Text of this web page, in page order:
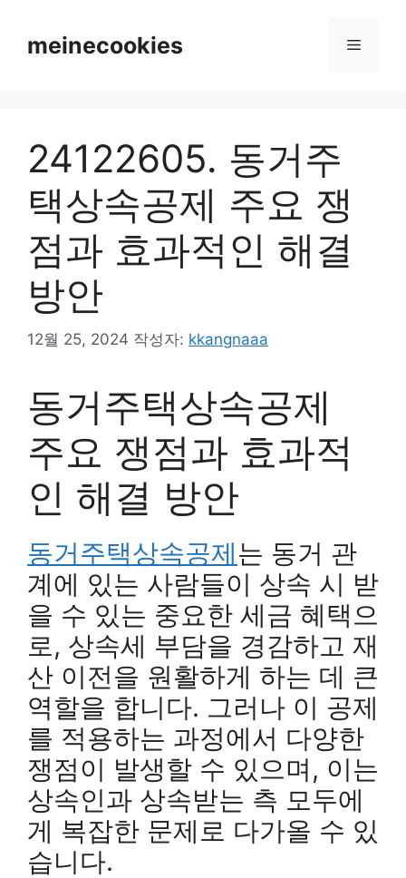
meinecookies 메
24122605. 동거주
택상속공제 주요 쟁
점과 효과적인 해결
방안
12월 25, 2024 작성자: kkangnaaa
동거주택상속공제
주요 쟁점과 효과적
인 해결 방안
동거주택상속공제는 동거 관
계에 있는 사람들이 상속 시 받
을 수 있는 중요한 세금 혜택으
로, 상속세 부담을 경감하고 재
산 이전을 원활하게 하는 데 큰
역할을 합니다. 그러나 이 공제
를 적용하는 과정에서 다양한
쟁점이 발생할 수 있으며, 이는
상속인과 상속받는 측 모두에
게 복잡한 문제로 다가올 수 있
습니다.